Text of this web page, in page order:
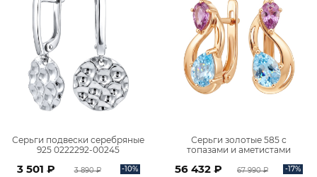
Серьги подвески серебряные
925 0222292-00245
3 501 ₽ 3 890 ₽ -10%
Серьги золотые 585 с
топазами и аметистами
56 432 ₽ 67 990 ₽ -17%